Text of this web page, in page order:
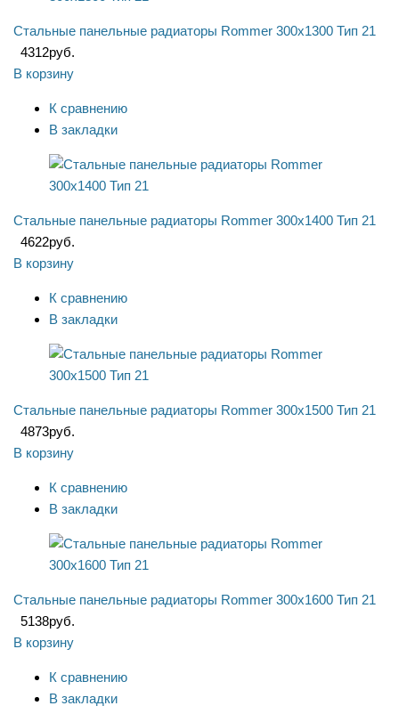
Стальные панельные радиаторы Rommer 300x1300 Тип 21
4312руб.
В корзину
К сравнению
В закладки
Стальные панельные радиаторы Rommer 300x1400 Тип 21
4622руб.
В корзину
К сравнению
В закладки
Стальные панельные радиаторы Rommer 300x1500 Тип 21
4873руб.
В корзину
К сравнению
В закладки
Стальные панельные радиаторы Rommer 300x1600 Тип 21
5138руб.
В корзину
К сравнению
В закладки